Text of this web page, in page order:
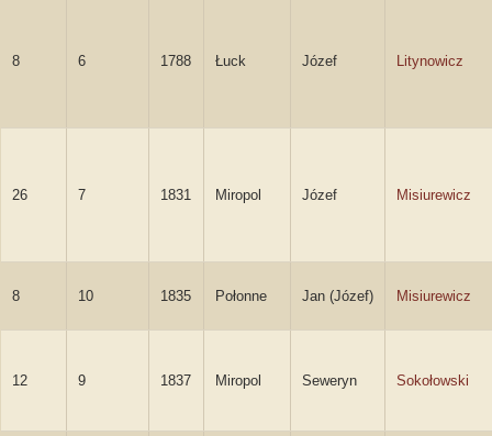
8 6 1788 Łuck Józef Litynowicz
26 7 1831 Miropol Józef Misiurewicz
8 10 1835 Połonne Jan (Józef) Misiurewicz
12 9 1837 Miropol Seweryn Sokołowski